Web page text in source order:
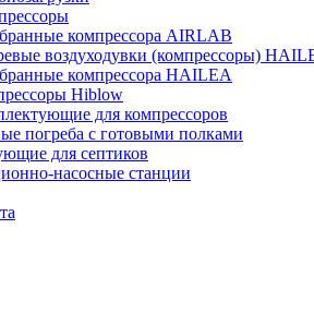
компрессора AIRLAB
воздуходувки (компрессоры)
компрессора HAILEA
Hiblow
для компрессоров
погреба с готовыми полками
для септиков
насосные станции